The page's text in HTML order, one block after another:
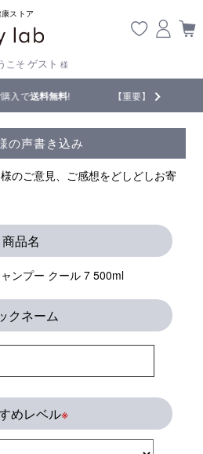
ストア
こそ ゲスト 様
【重要】熊本地震の影響により遅延が生じ
の声書き込み
のご意見、ご感想をどしどしお寄
商品名
ンプー クール 7 500ml
クネーム
めレベル※